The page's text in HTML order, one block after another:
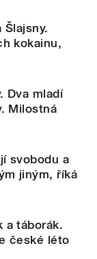
Šlajsny.
kokainu,
Dva mladí
Milostná
svobodu a
jiným, říká
a táborák.
české léto